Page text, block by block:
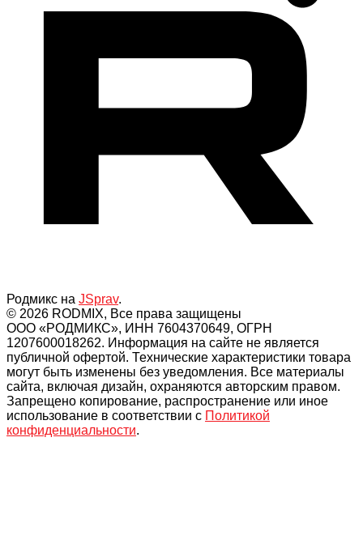
Родмикс на JSprav.
© 2026 RODMIX, Все права защищены
ООО «РОДМИКС», ИНН 7604370649, ОГРН
1207600018262. Информация на сайте не является
публичной офертой. Технические характеристики товара
могут быть изменены без уведомления. Все материалы
сайта, включая дизайн, охраняются авторским правом.
Запрещено копирование, распространение или иное
использование в соответствии с Политикой
конфиденциальности.